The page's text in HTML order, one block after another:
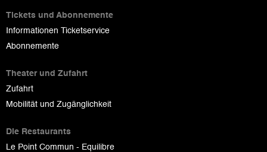
Tickets und Abonnemente
Informationen Ticketservice
Abonnemente
Theater und Zufahrt
Zufahrt
Mobilität und Zugänglichkeit
Die Restaurants
Le Point Commun - Equilibre